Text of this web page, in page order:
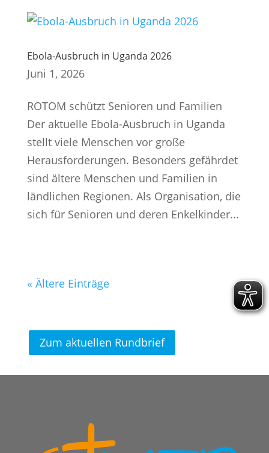
Ebola-Ausbruch in Uganda 2026
Juni 1, 2026
ROTOM schützt Senioren und Familien
Der aktuelle Ebola-Ausbruch in Uganda
stellt viele Menschen vor große
Herausforderungen. Besonders gefährdet
sind ältere Menschen und Familien in
ländlichen Regionen. Als Organisation, die
sich für Senioren und deren Enkelkinder...
« Ältere Einträge
Zum aktuellen Rundbrief